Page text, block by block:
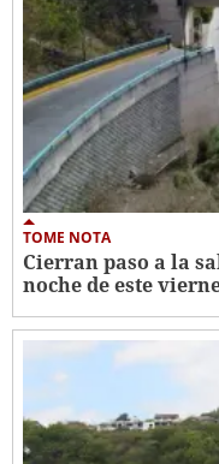
TOME NOTA
Cierran paso a la
noche de este